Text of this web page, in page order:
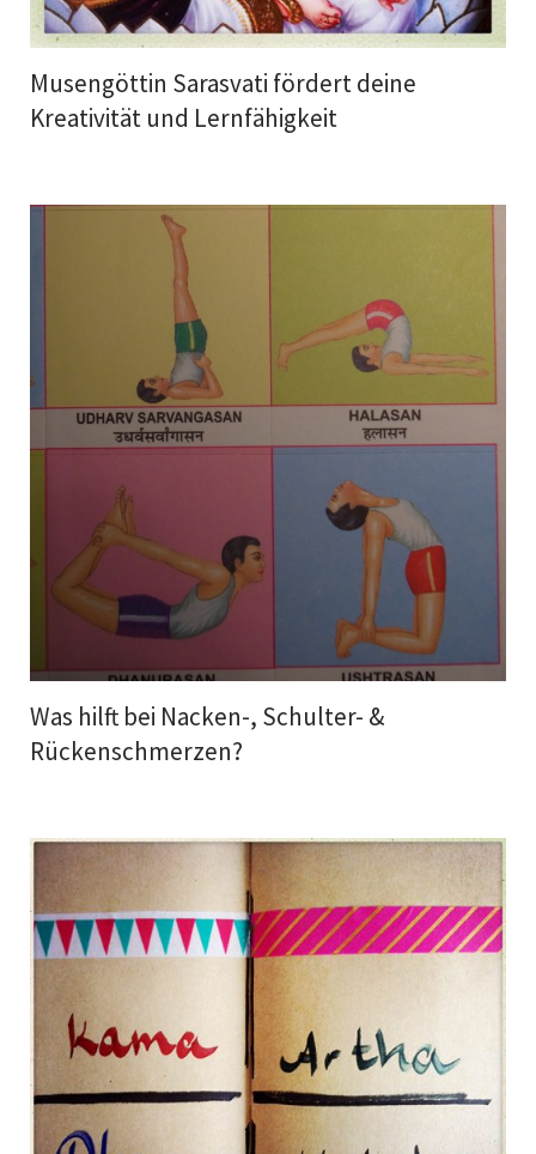
Musengöttin Sarasvati fördert deine
Kreativität und Lernfähigkeit
Was hilft bei Nacken-, Schulter- &
Rückenschmerzen?